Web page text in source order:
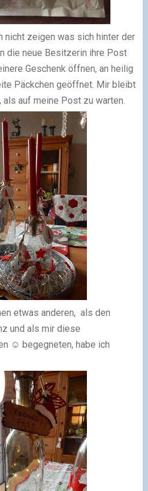
nicht zeigen was sich hinter der
die neue Besitzerin ihre Post
Geschenk öffnen, an heilig
Päckchen geöffnet. Mir bleibt
auf meine Post zu warten.
etwas anderen, als den
und als mir diese
☺ begegneten, habe ich